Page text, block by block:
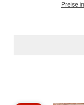
Preise